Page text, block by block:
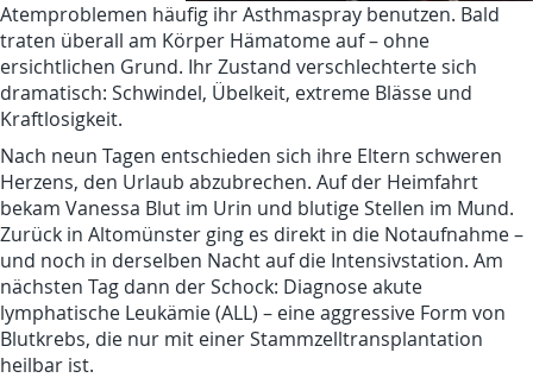
Atemproblemen häufig ihr Asthmaspray benutzen. Bald
traten überall am Körper Hämatome auf – ohne
ersichtlichen Grund. Ihr Zustand verschlechterte sich
dramatisch: Schwindel, Übelkeit, extreme Blässe und
Kraftlosigkeit.
Nach neun Tagen entschieden sich ihre Eltern schweren
Herzens, den Urlaub abzubrechen. Auf der Heimfahrt
bekam Vanessa Blut im Urin und blutige Stellen im Mund.
Zurück in Altomünster ging es direkt in die Notaufnahme –
und noch in derselben Nacht auf die Intensivstation. Am
nächsten Tag dann der Schock: Diagnose akute
lymphatische Leukämie (ALL) – eine aggressive Form von
Blutkrebs, die nur mit einer Stammzelltransplantation
heilbar ist.